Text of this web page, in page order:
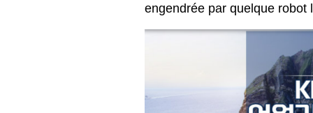
engendrée par quelque robot